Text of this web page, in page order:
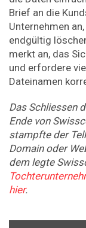
Brief an die
Unternehmen
endgültig
merkt an, das
und erfordere
Dateinamen
Das Schliessen
Ende von
stampfte der
Domain oder
dem legte
hier.